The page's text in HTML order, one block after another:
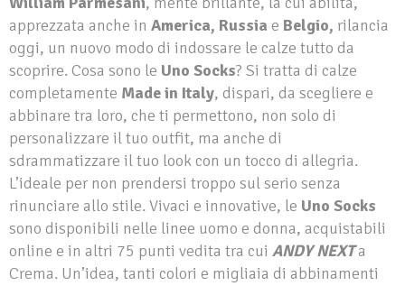
apprezzata anche in America, Russia e Belgio, rilancia
oggi, un nuovo modo di indossare le calze tutto da
scoprire. Cosa sono le Uno Socks? Si tratta di calze
completamente Made in Italy, dispari, da scegliere e
abbinare tra loro, che ti permettono, non solo di
personalizzare il tuo outfit, ma anche di
sdrammatizzare il tuo look con un tocco di allegria.
L’ideale per non prendersi troppo sul serio senza
rinunciare allo stile. Vivaci e innovative, le Uno Socks
sono disponibili nelle linee uomo e donna, acquistabili
online e in altri 75 punti vedita tra cui ANDY NEXTa
Crema. Un’idea, tanti colori e migliaia di abbinamenti